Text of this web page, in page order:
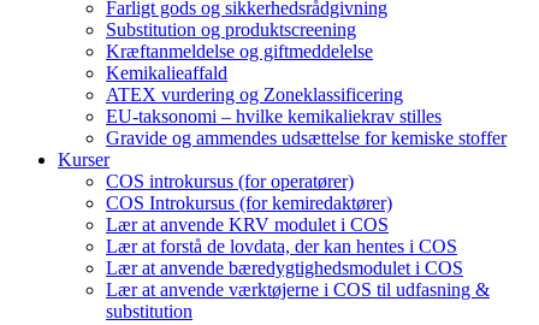
Farligt gods og sikkerhedsrådgivning
Substitution og produktscreening
Kræftanmeldelse og giftmeddelelse
Kemikalieaffald
ATEX vurdering og Zoneklassificering
EU-taksonomi – hvilke kemikaliekrav stilles
Gravide og ammendes udsættelse for kemiske stoffer
Kurser
COS introkursus (for operatører)
COS Introkursus (for kemiredaktører)
Lær at anvende KRV modulet i COS
Lær at forstå de lovdata, der kan hentes i COS
Lær at anvende bæredygtighedsmodulet i COS
Lær at anvende værktøjerne i COS til udfasning &
substitution